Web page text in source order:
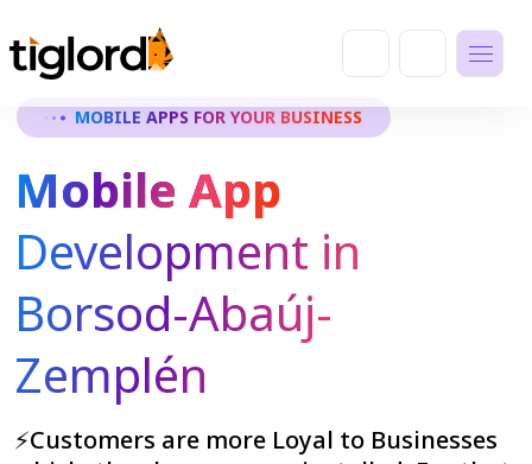
MOBILE APPS FOR YOUR BUSINESS
Mobile App
Development in
Borsod-Abaúj-
Zemplén
⚡Customers are more Loyal to Businesses